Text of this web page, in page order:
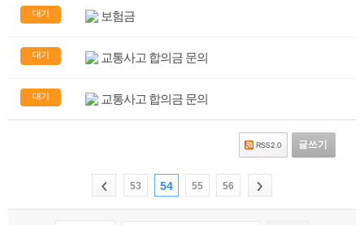
대기 보험금
대기 교통사고 합의금 문의
대기 교통사고 합의금 문의
글쓰기
53 54 55 56